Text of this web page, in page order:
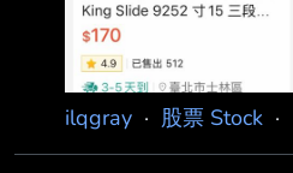
ilqgray · 股票 Stock ·